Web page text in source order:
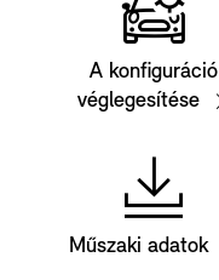
A konfiguráció
véglegesítése
Műszaki adatok